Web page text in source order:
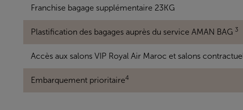
Franchise bagage supplémentaire 23KG
Plastification des bagages auprès du service AMAN BAG 3
Accès aux salons VIP Royal Air Maroc et salons
Embarquement prioritaire4